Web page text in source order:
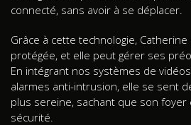
connecté, sans avoir à se déplacer.
Grâce à cette technologie,
protégée, et elle peut gérer ses
En intégrant nos systèmes de
alarmes anti-intrusion, elle se sent
plus sereine, sachant que son foyer
sécurité.